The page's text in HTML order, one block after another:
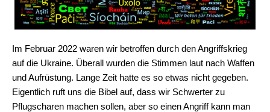
Im Februar 2022 waren wir betroffen durch den Angriffskrieg
auf die Ukraine. Überall wurden die Stimmen laut nach Waffen
und Aufrüstung. Lange Zeit hatte es so etwas nicht gegeben.
Eigentlich ruft uns die Bibel auf, dass wir Schwerter zu
Pflugscharen machen sollen, aber so einen Angriff kann man